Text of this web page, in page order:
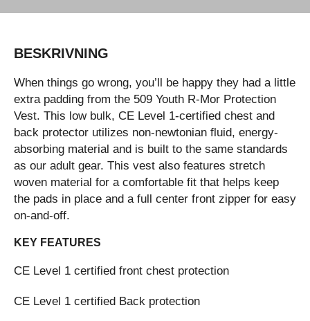
BESKRIVNING
When things go wrong, you’ll be happy they had a little
extra padding from the 509 Youth R-Mor Protection
Vest. This low bulk, CE Level 1-certified chest and
back protector utilizes non-newtonian fluid, energy-
absorbing material and is built to the same standards
as our adult gear. This vest also features stretch
woven material for a comfortable fit that helps keep
the pads in place and a full center front zipper for easy
on-and-off.
KEY FEATURES
CE Level 1 certified front chest protection
CE Level 1 certified Back protection